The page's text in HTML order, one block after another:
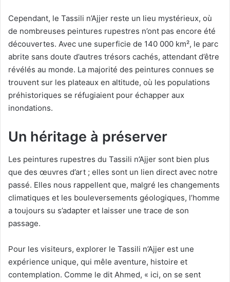
Cependant, le Tassili n’Ajjer reste un lieu mystérieux, où
de nombreuses peintures rupestres n’ont pas encore été
découvertes. Avec une superficie de 140 000 km², le parc
abrite sans doute d’autres trésors cachés, attendant d’être
révélés au monde. La majorité des peintures connues se
trouvent sur les plateaux en altitude, où les populations
préhistoriques se réfugiaient pour échapper aux
inondations.
Un héritage à préserver
Les peintures rupestres du Tassili n’Ajjer sont bien plus
que des œuvres d’art ; elles sont un lien direct avec notre
passé. Elles nous rappellent que, malgré les changements
climatiques et les bouleversements géologiques, l’homme
a toujours su s’adapter et laisser une trace de son
passage.
Pour les visiteurs, explorer le Tassili n’Ajjer est une
expérience unique, qui mêle aventure, histoire et
contemplation. Comme le dit Ahmed, « ici, on se sent